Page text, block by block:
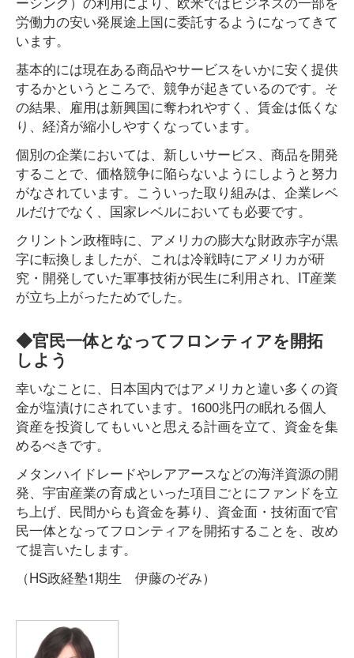
労働力の安い発展途上国に委託するようになってきて
います。
基本的には現在ある商品やサービスをいかに安く提供
するかというところで、競争が起きているのです。そ
の結果、雇用は新興国に奪われやすく、賃金は低くな
り、経済が縮小しやすくなっています。
個別の企業においては、新しいサービス、商品を開発
することで、価格競争に陥らないようにしようと努力
がなされています。こういった取り組みは、企業レベ
ルだけでなく、国家レベルにおいても必要です。
クリントン政権時に、アメリカの膨大な財政赤字が黒
字に転換しましたが、これは冷戦時にアメリカが研
究・開発していた軍事技術が民生に利用され、IT産業
が立ち上がったためでした。
◆官民一体となってフロンティアを開拓
しよう
幸いなことに、日本国内ではアメリカと違い多くの資
金が塩漬けにされています。1600兆円の眠れる個人
資産を投資してもいいと思える計画を立て、資金を集
めるべきです。
メタンハイドレードやレアアースなどの海洋資源の開
発、宇宙産業の育成といった項目ごとにファンドを立
ち上げ、民間からも資金を募り、資金面・技術面で官
民一体となってフロンティアを開拓することを、改め
て提言いたします。
（HS政経塾1期生 伊藤のぞみ）